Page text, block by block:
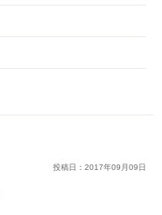
投稿日： 2017年09 月09日